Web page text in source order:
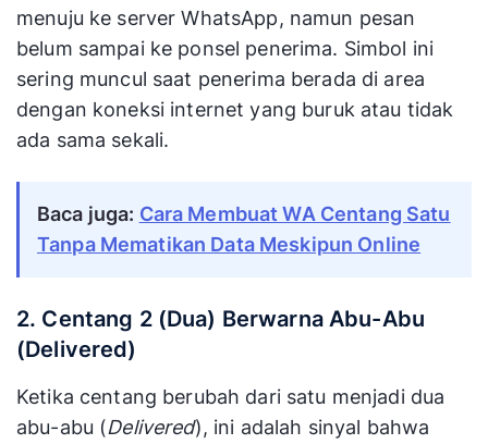
menuju ke server WhatsApp, namun pesan
belum sampai ke ponsel penerima. Simbol ini
sering muncul saat penerima berada di area
dengan koneksi internet yang buruk atau tidak
ada sama sekali.
Baca juga: Cara Membuat WA Centang Satu
Tanpa Mematikan Data Meskipun Online
2. Centang 2 (Dua) Berwarna Abu-Abu
(Delivered)
Ketika centang berubah dari satu menjadi dua
abu-abu (Delivered), ini adalah sinyal bahwa